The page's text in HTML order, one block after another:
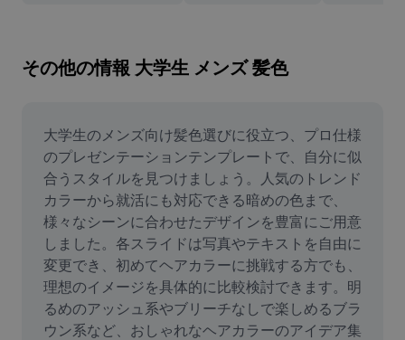
画像サイズ変更
ミームジェネレーター
AI Text Remover
AI People Remover
AI Inpainting
Face Cutout
その他の情報 大学生 メンズ 髪色
大学生のメンズ向け髪色選びに役立つ、プロ仕様
のプレゼンテーションテンプレートで、自分に似
合うスタイルを見つけましょう。人気のトレンド
カラーから就活にも対応できる暗めの色まで、
様々なシーンに合わせたデザインを豊富にご用意
しました。各スライドは写真やテキストを自由に
変更でき、初めてヘアカラーに挑戦する方でも、
理想のイメージを具体的に比較検討できます。明
るめのアッシュ系やブリーチなしで楽しめるブラ
ウン系など、おしゃれなヘアカラーのアイデア集